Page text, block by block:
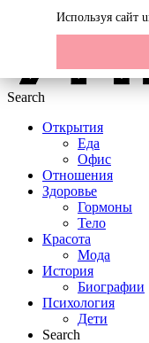
Search
Открытия
Еда
Офис
Отношения
Здоровье
Гормоны
Тело
Красота
Мода
История
Биографии
Психология
Дети
Search
Используя сайт